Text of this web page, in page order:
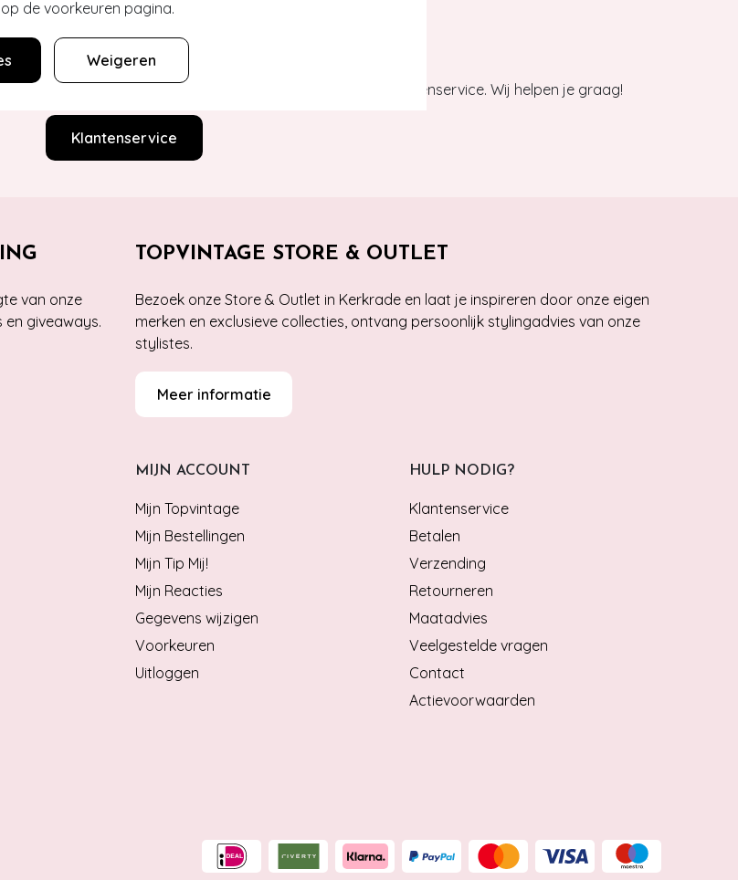
de voorkeuren pagina.
Weigeren
Hey gorgeous
veelgestelde vragen of neem contact op met onze klantenservice. Wij helpen je graag!
Klantenservice
van onze
en giveaways.
TOPVINTAGE STORE & OUTLET
Bezoek onze Store & Outlet in Kerkrade en laat je inspireren door onze eigen
merken en exclusieve collecties, ontvang persoonlijk stylingadvies van onze
stylistes.
Meer informatie
MIJN ACCOUNT
Mijn Topvintage
Mijn Bestellingen
Mijn Tip Mij!
Mijn Reacties
Gegevens wijzigen
Voorkeuren
Uitloggen
HULP NODIG?
Klantenservice
Betalen
Verzending
Retourneren
Maatadvies
Veelgestelde vragen
Contact
Actievoorwaarden